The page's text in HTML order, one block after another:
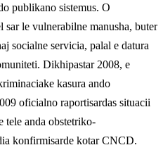
publikano sistemus. O
sar le vulnerabilne manusha, buter
socialne servicia, palal e datura
Dikhipastar 2008, e
kasura ando
oficialno raportisardas situacii
tele anda obstetriko-
konfirmisarde kotar CNCD.